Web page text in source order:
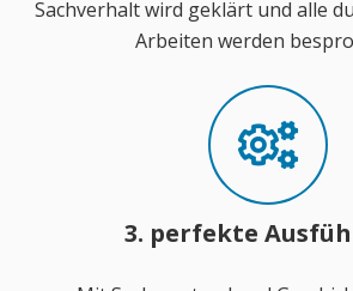
Sachverhalt wird geklärt und alle
Arbeiten werden
3. perfekte